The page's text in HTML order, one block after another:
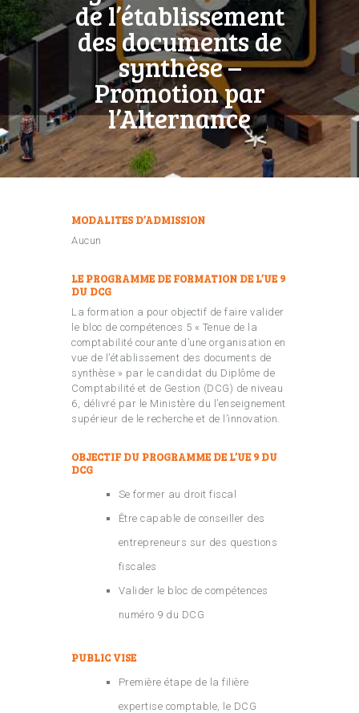
de l’établissement
des documents de
synthèse –
Promotion par
l’Alternance
MODALITES D’ADMISSION
Aucun
LE PROGRAMME DE FORMATION DE L’UE 9
DU DCG
La formation a pour objectif de faire valider
le bloc de compétences 5 « Tenue de la
comptabilité courante d’une organisation en
vue de l’établissement des documents de
synthèse » par le candidat du Diplôme de
Comptabilité et de Gestion (DCG) de niveau
6, délivré par le Ministère du l’enseignement
supérieur de le recherche et de l’innovation.
OBJECTIF DU PROGRAMME DE L’UE 9 DU
DCG
Se former au droit fiscal
Être capable de conseiller des
entrepreneurs sur des questions
fiscales
Valider le bloc de compétences
numéro 9 du DCG
PUBLIC VISE
Première étape de la filière
expertise comptable, le DCG